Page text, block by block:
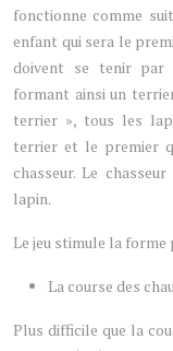
fonctionne comme
enfant qui sera le
doivent se tenir par
formant ainsi un
terrier », tous les
terrier et le premier
chasseur. Le
lapin.
Le jeu stimule la forme
La course des
Plus difficile que la